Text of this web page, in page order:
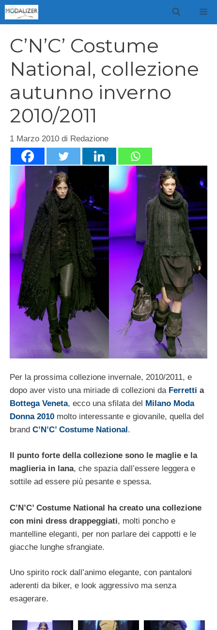
Vai
al
C’N’C’ Costume
National, collezione
autunno inverno
2010/2011
1 Marzo 2010 di Redazione
Per la prossima collezione invernale, 2010/2011, e
dopo aver visto una miriade di collezioni da Ferretti a
Bottega Veneta, ecco una sfilata del Milano Moda
Donna 2010 molto interessante e giovanile, quella del
brand C’N’C’ Costume National.
Il punto forte della collezione sono le maglie e la
maglieria in lana, che spazia dall’essere leggera e
sottile ad essere più pesante e spessa.
C’N’C’ Costume National ha creato una collezione
con mini dress drappeggiati, molti poncho e
mantelline eleganti, per non parlare dei cappotti e le
giacche lunghe sfrangiate.
Uno spirito rock dall’animo elegante, con pantaloni
aderenti da biker, e look aggressivo ma senza
esagerare.